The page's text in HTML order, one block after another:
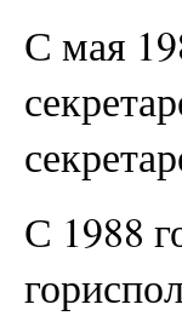
С мая
С 1988